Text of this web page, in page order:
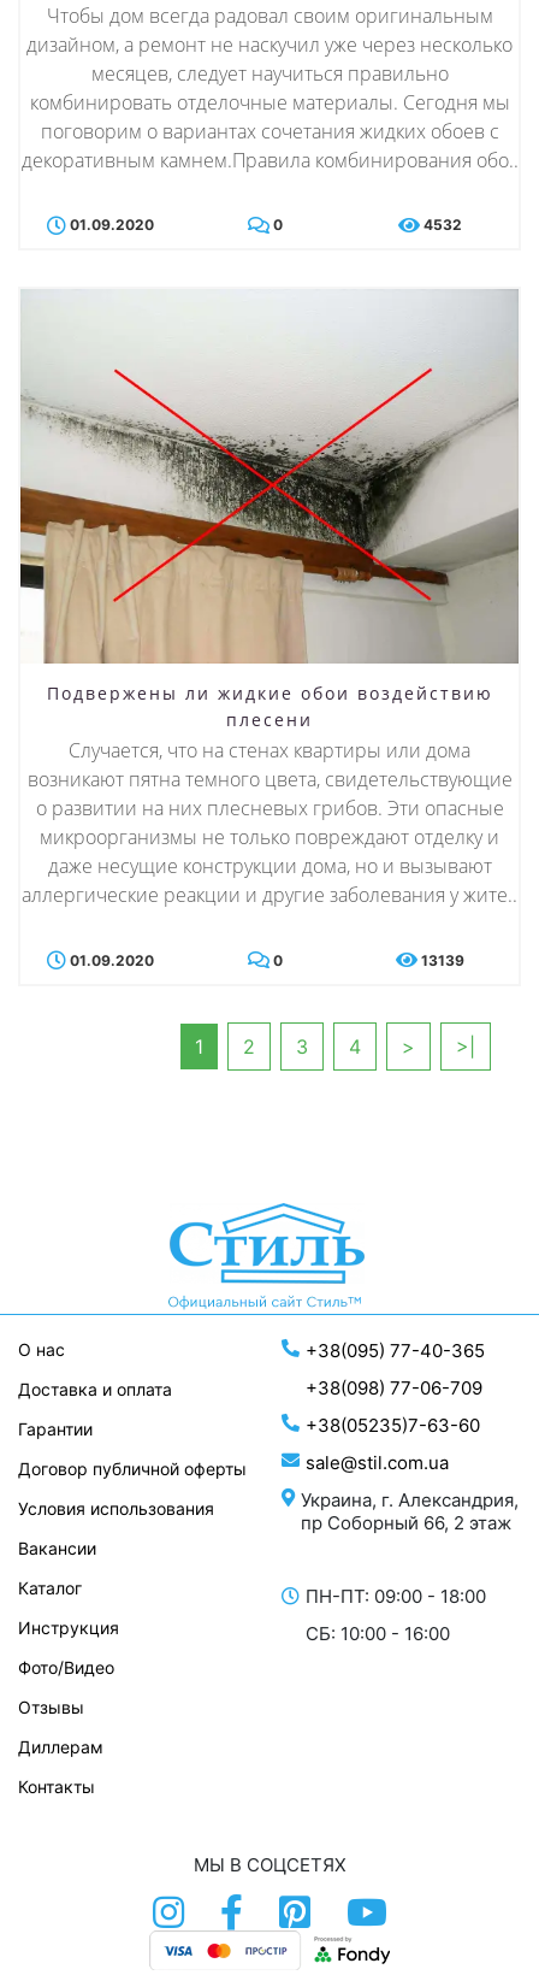
Чтобы дом всегда радовал своим оригинальным
дизайном, а ремонт не наскучил уже через несколько
месяцев, следует научиться правильно
комбинировать отделочные материалы. Сегодня мы
поговорим о вариантах сочетания жидких обоев с
декоративным камнем.Правила комбинирования обо..
01.09.2020 0 4532
Подвержены ли жидкие обои воздействию
плесени
Случается, что на стенах квартиры или дома
возникают пятна темного цвета, свидетельствующие
о развитии на них плесневых грибов. Эти опасные
микроорганизмы не только повреждают отделку и
даже несущие конструкции дома, но и вызывают
аллергические реакции и другие заболевания у жите..
01.09.2020 0 13139
1 2 3 4 > >|
+38(095) 77-40-365
+38(098) 77-06-709
+38(05235)7-63-60
sale@stil.com.ua
Украина, г. Александрия,
пр Соборный 66, 2 этаж
ПН-ПТ: 09:00 - 18:00
СБ: 10:00 - 16:00
О нас
Доставка и оплата
Гарантии
Договор публичной оферты
Условия использования
Вакансии
Каталог
Инструкция
Фото/Видео
Отзывы
Диллерам
Контакты
МЫ В СОЦСЕТЯХ